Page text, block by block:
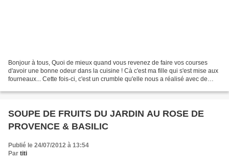
Bonjour à tous, Quoi de mieux quand vous revenez de faire vos courses
d'avoir une bonne odeur dans la cuisine ! Cà c'est ma fille qui s'est mise aux
fourneaux... Cette fois-ci, c'est un crumble qu'elle nous a réalisé avec de
SOUPE DE FRUITS DU JARDIN AU ROSE DE
PROVENCE & BASILIC
Publié le 24/07/2012 à 13:54
Par titi